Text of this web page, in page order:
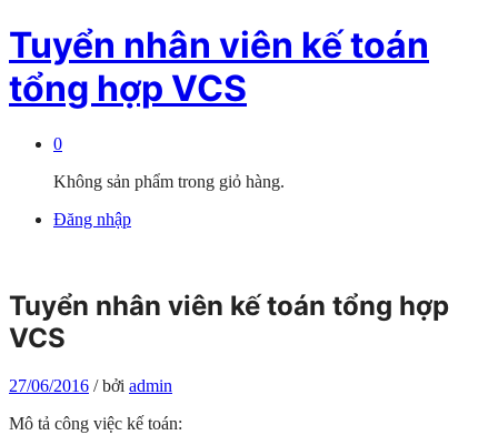
Tuyển nhân viên kế toán
tổng hợp VCS
0
Không sản phẩm trong giỏ hàng.
Đăng nhập
Tuyển nhân viên kế toán tổng hợp
VCS
27/06/2016 /bởi admin
Mô tả công việc kế toán: